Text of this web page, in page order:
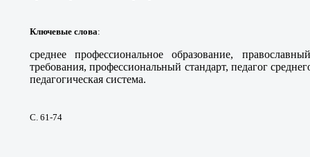
Ключевые слова:
среднее профессиональное образование,
требования, профессиональный стандарт, педагог
педагогическая система.
С. 61-74